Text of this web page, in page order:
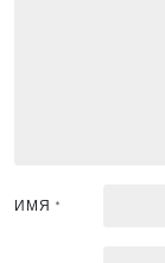
ИМЯ *